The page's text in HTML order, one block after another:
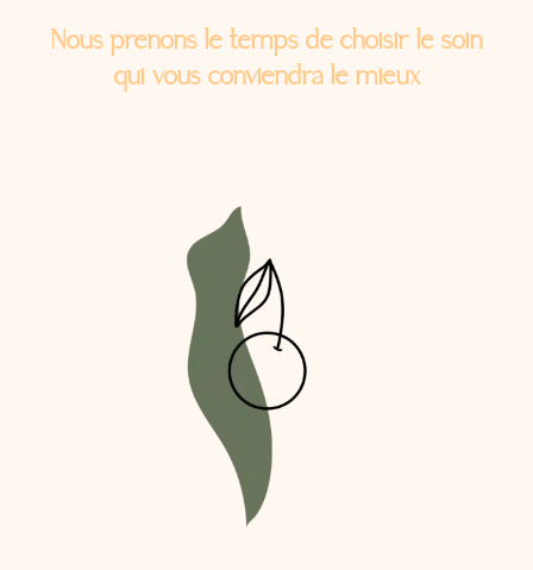
Nous prenons le temps de choisir le soin
qui vous conviendra le mieux